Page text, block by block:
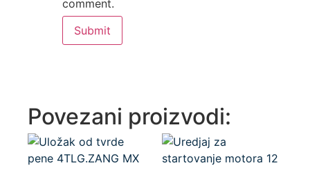
comment.
Povezani proizvodi: